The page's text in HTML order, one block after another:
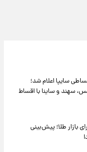
سایپا اعلام شد؛
سهند و ساینا با اقساط
بازار طلا؛ پیش‌بینی